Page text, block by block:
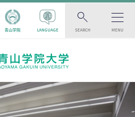
青山学院 LANGUAGE SEARCH MENU